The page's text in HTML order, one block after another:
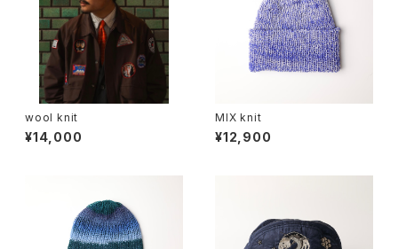
wool knit
¥14,000
MIX knit
¥12,900